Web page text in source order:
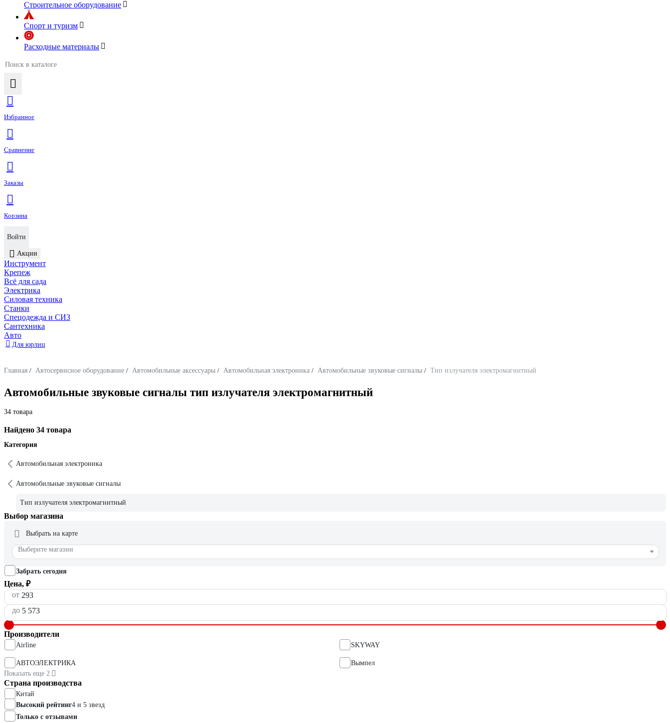
Строительное оборудование
Спорт и туризм
Расходные материалы
Избранное
Сравнение
Заказы
Корзина
Войти
Акции
Инструмент
Крепеж
Всё для сада
Электрика
Силовая техника
Станки
Спецодежда и СИЗ
Сантехника
Авто
Для юрлиц
Главная / Автосервисное оборудование / Автомобильные аксессуары / Автомобильная электроника / Автомобильные звуковые сигналы / Тип излучателя электромагнитный
Автомобильные звуковые сигналы тип излучателя электромагнитный
34 товара
Найдено 34 товара
Категория
Автомобильная электроника
Автомобильные звуковые сигналы
Тип излучателя электромагнитный
Выбор магазина
Выбрать на карте
Выберите магазин
Забрать сегодня
Цена, ₽
от
до
Производители
Airline SKYWAY
АВТОЭЛЕКТРИКА
Вымпел
Показать еще 2
Страна производства
Китай
Высокий рейтинг4 и 5 звезд
Только с отзывами